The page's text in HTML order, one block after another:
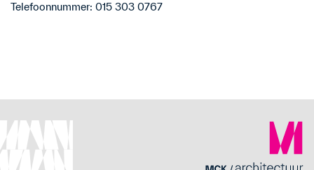
Telefoonnummer: 015 303 0767